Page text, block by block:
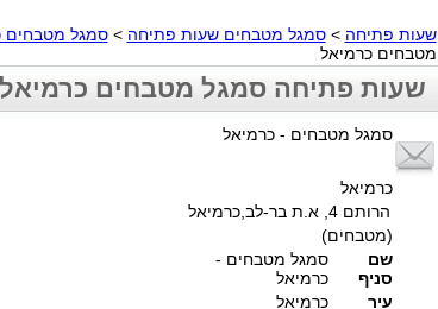
שעות פתיחה >סמגל מטבחים שעות פתיחה >סמגל מטבחים
מטבחים כרמיאל
שעות פתיחה סמגל מטבחים כרמיאל
סמגל מטבחים - כרמיאל
כרמיאל
הרותם 4, א.ת בר-לב,כרמיאל
(מטבחים)
שם
סניף
סמגל מטבחים -
כרמיאל
עיר
כרמיאל